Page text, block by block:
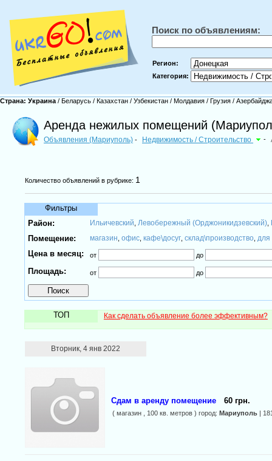
Поиск по объявлениям:
Регион:
Категория:
Страна: Украина / Беларусь / Казахстан / Узбекистан / Молдавия / Грузия /
Аренда нежилых помещений
Объявления (Мариуполь) - Недвижимость / Строительство -
Количество объявлений в рубрике: 1
Фильтры
Район:
Ильичевский Левобережный (Орджоникидзевский),
Помещение: магазин офис, кафе\досуг, склад\производство, для
Цена в месяц: от до
Площадь: от до
ТОП Как сделать объявление более эффективным?
Вторник, 4 янв 2022
Сдам в аренду помещение 60 грн.
( магазин , 100 кв. метров ) город: Мариуполь|